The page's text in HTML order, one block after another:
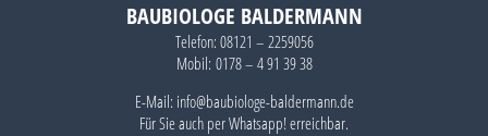
BAUBIOLOGE BALDERMANN
Telefon: 08121 – 2259056
Mobil: 0178 – 4 91 39 38
E-Mail: info@baubiologe-baldermann.de
Für Sie auch perWhatsapp!erreichbar.